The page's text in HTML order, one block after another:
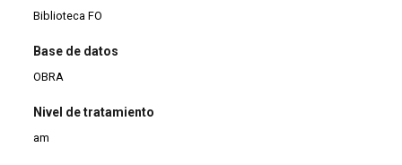
Biblioteca FO
Base de datos
OBRA
Nivel de tratamiento
am